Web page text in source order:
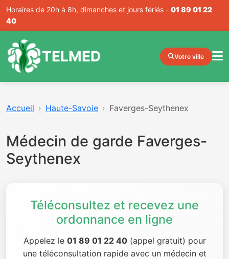
Horaires de 20h à 8h, dimanches et jours fériés - 01 89 01 22
40
TELMED Votre ville
Accueil Haute-Savoie Faverges-Seythenex
Médecin de garde Faverges-
Seythenex
Téléconsultez et recevez une
ordonnance en ligne
Appelez le 01 89 01 22 40(appel gratuit) pour
une téléconsultation rapide avec un médecin et